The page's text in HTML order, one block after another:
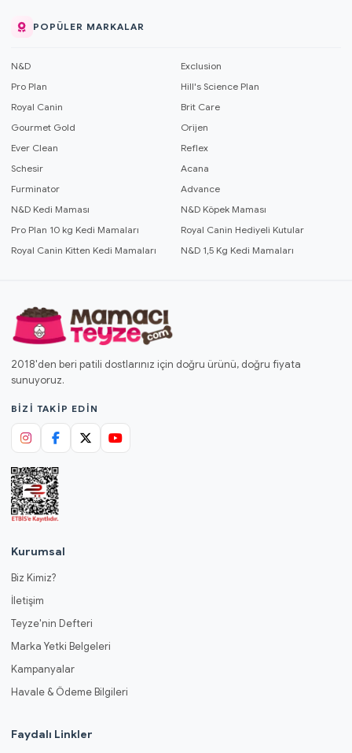
POPÜLER MARKALAR
N&D
Exclusion
Pro Plan
Hill's Science Plan
Royal Canin
Brit Care
Gourmet Gold
Orijen
Ever Clean
Reflex
Schesir
Acana
Furminator
Advance
N&D Kedi Maması
N&D Köpek Maması
Pro Plan 10 kg Kedi Mamaları
Royal Canin Hediyeli Kutular
Royal Canin Kitten Kedi Mamaları
N&D 1,5 Kg Kedi Mamaları
2018'den beri patili dostlarınız için doğru ürünü, doğru fiyata
sunuyoruz.
BIZI TAKIP EDIN
Kurumsal
Biz Kimiz?
İletişim
Teyze'nin Defteri
Marka Yetki Belgeleri
Kampanyalar
Havale & Ödeme Bilgileri
Faydalı Linkler